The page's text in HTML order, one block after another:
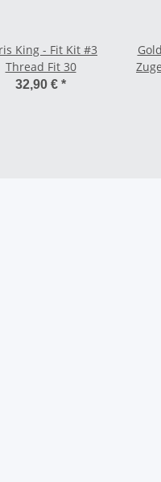
King - Fit Kit #3
Thread Fit 30
32,90 € *